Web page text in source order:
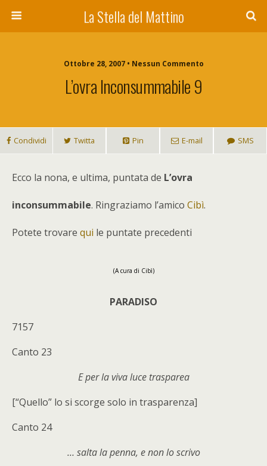
La Stella del Mattino
Ottobre 28, 2007 • Nessun Commento
L’ovra Inconsummabile 9
Condividi Twitta Pin E-mail SMS
Ecco la nona, e ultima, puntata de L’ovra
inconsummabile. Ringraziamo l’amico Cibì.
Potete trovare qui le puntate precedenti
(A cura di Cibì)
PARADISO
7157
Canto 23
E per la viva luce trasparea
[“Quello” lo si scorge solo in trasparenza]
Canto 24
… salta la penna, e non lo scrivo